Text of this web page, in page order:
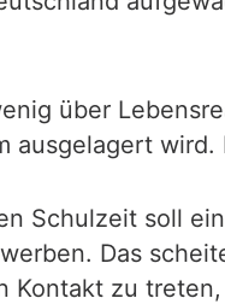
über
Schulzeit soll
Das
Kontakt zu